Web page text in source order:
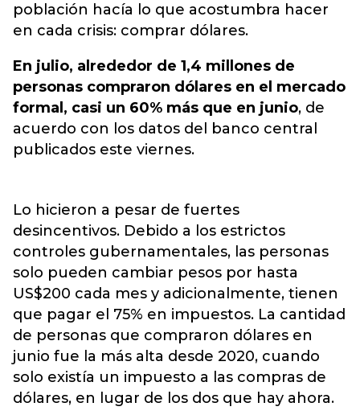
población hacía lo que acostumbra hacer
en cada crisis: comprar dólares.
En julio, alrededor de 1,4 millones de
personas compraron dólares en el mercado
formal, casi un 60% más que en junio, de
acuerdo con los datos del banco central
publicados este viernes.
Lo hicieron a pesar de fuertes
desincentivos. Debido a los estrictos
controles gubernamentales, las personas
solo pueden cambiar pesos por hasta
US$200 cada mes y adicionalmente, tienen
que pagar el 75% en impuestos. La cantidad
de personas que compraron dólares en
junio fue la más alta desde 2020, cuando
solo existía un impuesto a las compras de
dólares, en lugar de los dos que hay ahora.